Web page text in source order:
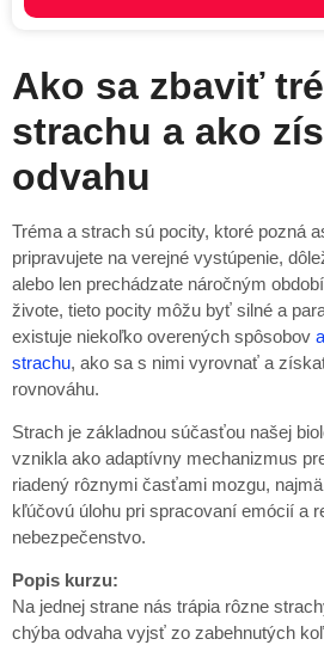
Ako sa zbaviť
strachu a ako
odvahu
Tréma a strach sú pocity, ktoré pozná
pripravujete na verejné vystúpenie,
alebo len prechádzate náročným
živote, tieto pocity môžu byť silné a
existuje niekoľko overených spôsobov
strachu, ako sa s nimi vyrovnať a
rovnováhu.
Strach je základnou súčasťou našej
vznikla ako adaptívny mechanizmus
riadený rôznymi časťami mozgu,
kľúčovú úlohu pri spracovaní emócií a
nebezpečenstvo.
Popis kurzu:
Na jednej strane nás trápia rôzne
chýba odvaha vyjsť zo zabehnutých